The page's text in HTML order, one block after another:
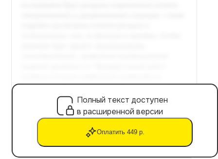
Полный текст доступен
в расширенной версии
Оплатить 449 р.